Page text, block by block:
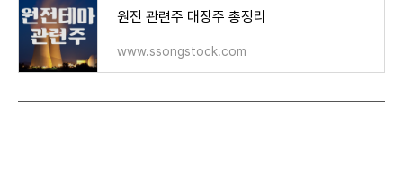
원전 관련주 대장주 총정리
www.ssongstock.com